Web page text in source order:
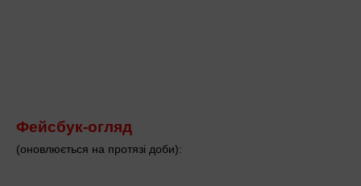
Фейсбук-огляд
(оновлюється на протязі доби):